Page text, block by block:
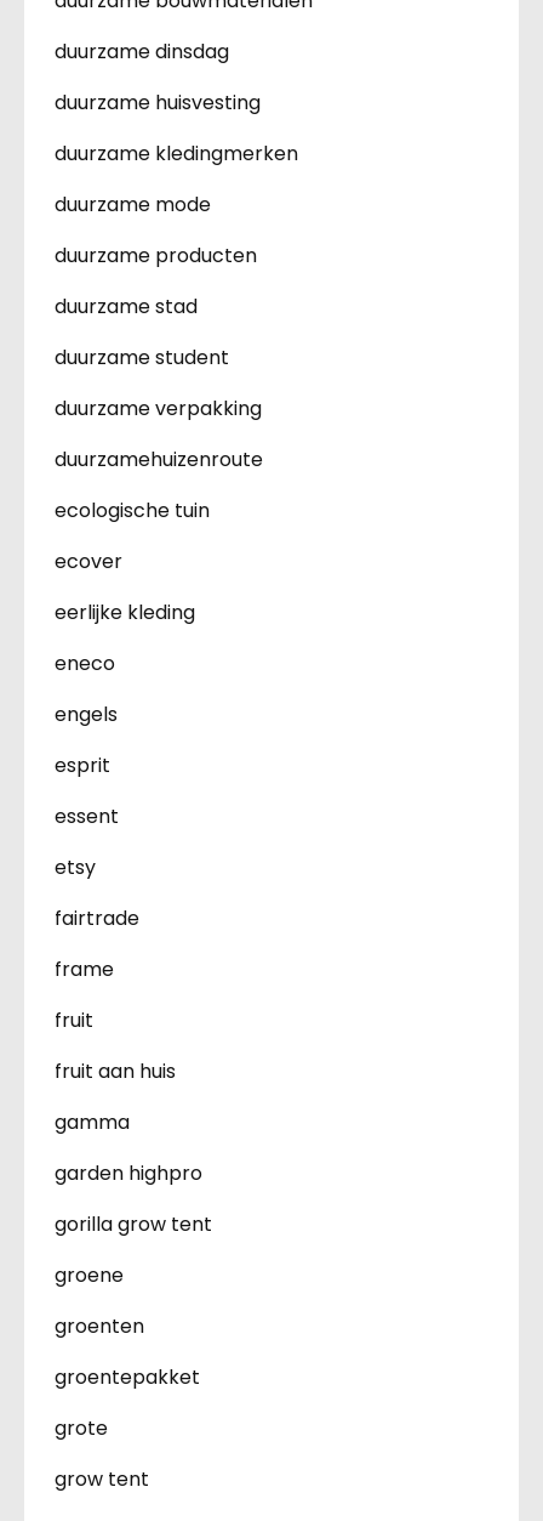
duurzame dinsdag
duurzame huisvesting
duurzame kledingmerken
duurzame mode
duurzame producten
duurzame stad
duurzame student
duurzame verpakking
duurzamehuizenroute
ecologische tuin
ecover
eerlijke kleding
eneco
engels
esprit
essent
etsy
fairtrade
frame
fruit
fruit aan huis
gamma
garden highpro
gorilla grow tent
groene
groenten
groentepakket
grote
grow tent